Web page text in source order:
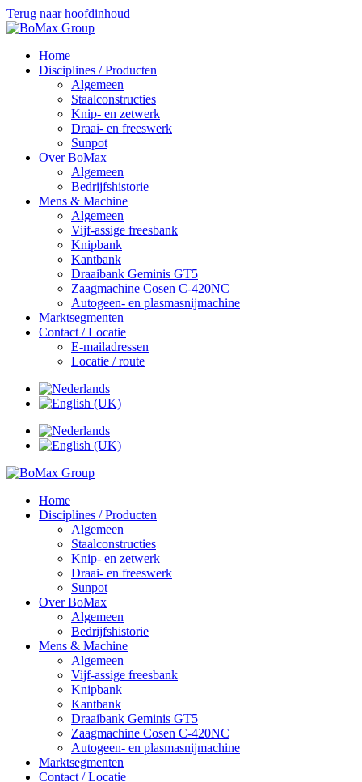
Terug naar hoofdinhoud
Home
Disciplines / Producten
Algemeen
Staalconstructies
Knip- en zetwerk
Draai- en freeswerk
Sunpot
Over BoMax
Algemeen
Bedrijfshistorie
Mens & Machine
Algemeen
Vijf-assige freesbank
Knipbank
Kantbank
Draaibank Geminis GT5
Zaagmachine Cosen C-420NC
Autogeen- en plasmasnijmachine
Marktsegmenten
Contact / Locatie
E-mailadressen
Locatie / route
Home
Disciplines / Producten
Algemeen
Staalconstructies
Knip- en zetwerk
Draai- en freeswerk
Sunpot
Over BoMax
Algemeen
Bedrijfshistorie
Mens & Machine
Algemeen
Vijf-assige freesbank
Knipbank
Kantbank
Draaibank Geminis GT5
Zaagmachine Cosen C-420NC
Autogeen- en plasmasnijmachine
Marktsegmenten
Contact / Locatie